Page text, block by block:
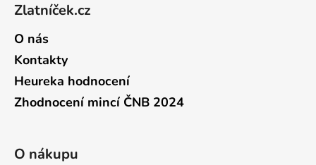
Zlatníček.cz
O nás
Kontakty
Heureka hodnocení
Zhodnocení mincí ČNB 2024
O nákupu